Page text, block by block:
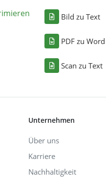
Bild zu Text
PDF zu Word
Scan zu Text
Unternehmen
Über uns
Karriere
Nachhaltigkeit